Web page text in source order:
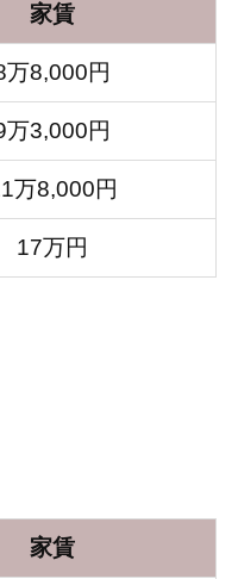
家賃
万8,000円
万3,000円
万8,000円
17万円
家賃